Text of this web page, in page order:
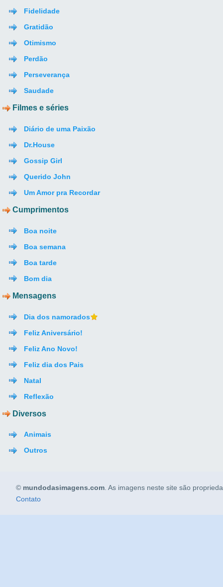
Fidelidade
Gratidão
Otimismo
Perdão
Perseverança
Saudade
Filmes e séries
Diário de uma Paixão
Dr.House
Gossip Girl
Querido John
Um Amor pra Recordar
Cumprimentos
Boa noite
Boa semana
Boa tarde
Bom dia
Mensagens
Dia dos namorados
Feliz Aniversário!
Feliz Ano Novo!
Feliz dia dos Pais
Natal
Reflexão
Diversos
Animais
Outros
© mundodasimagens.com . As imagens neste site são
Contato